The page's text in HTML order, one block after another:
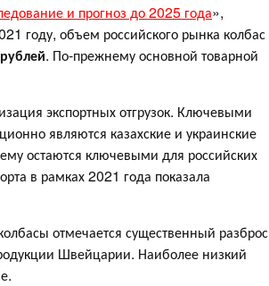
и прогноз до 2025 года»,
году, объем российского рынка колбас
. По-прежнему основной товарной
экспортных отгрузок. Ключевыми
являются казахские и украинские
остаются ключевыми для российских
в рамках 2021 года показала
отмечается существенный разброс
Швейцарии. Наиболее низкий